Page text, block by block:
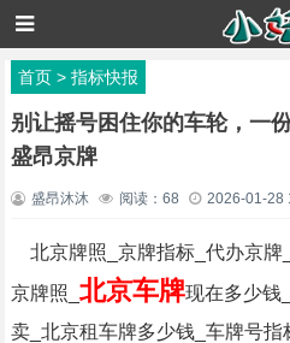
首页> 指标快报
别让摇号困住你的车轮，一
盛昂京牌
盛昂沐沐 阅读： 68 2026-01-28
北京牌照_京牌指标_代办京牌
京牌照_ 北京车牌现在多少钱
卖_北京租车牌多少钱_车牌号